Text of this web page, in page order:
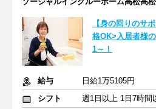
【身の回りのサ
格OK>入居者様
1～！
給与
日給1万5105円
シフト